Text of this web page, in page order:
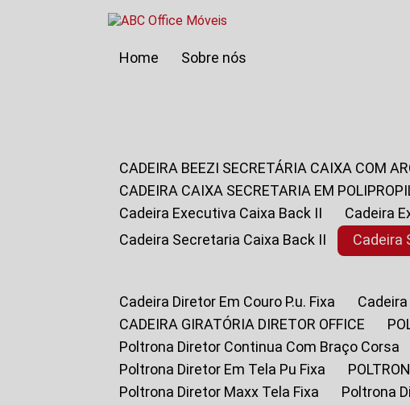
Home
Sobre nós
CADEIRA BEEZI SECRETÁRIA CAIXA COM
CADEIRA CAIXA SECRETARIA EM
Cadeira Executiva Caixa Back II
Cadeira
Cadeira Secretaria Caixa Back II
Cadeira Diretor Em Couro P.u. Fixa
CADEIRA GIRATÓRIA DIRETOR OFFICE
Poltrona Diretor Continua Com Braço Corsa
Poltrona Diretor Em Tela Pu Fixa
Poltrona Diretor Maxx Tela Fixa
Poltrona